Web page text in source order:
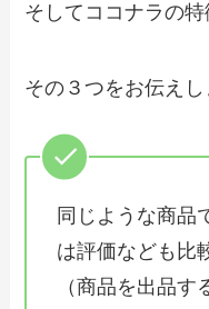
そしてココナラの特
その３つをお伝えし
同じような商品
は評価なども比
（商品を出品